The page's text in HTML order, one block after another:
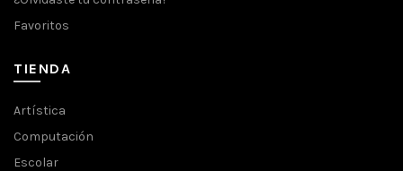
Favoritos
TIENDA
Artística
Computación
Escolar